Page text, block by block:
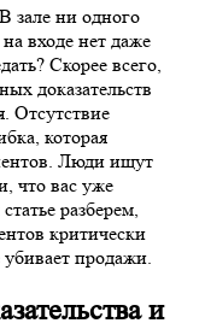
зале ни одного
входе нет даже
Скорее всего,
доказательств
Отсутствие
которая
Люди ищут
что вас уже
разберем,
критически
продажи.
и